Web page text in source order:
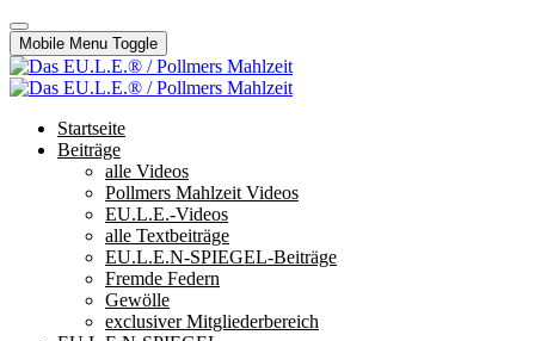
Mobile Menu Toggle
Startseite
Beiträge
alle Videos
Pollmers Mahlzeit Videos
EU.L.E.-Videos
alle Textbeiträge
EU.L.E.N-SPIEGEL-Beiträge
Fremde Federn
Gewölle
exclusiver Mitgliederbereich